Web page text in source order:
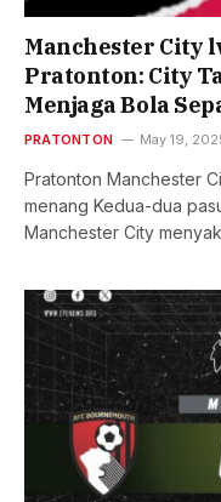
Manchester City
Pratonton: City
Menjaga Bola
PRATONTON May 19,
Pratonton Manchester
menang Kedua-dua
Manchester City